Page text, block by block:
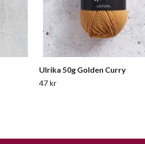
Ulrika 50g Golden Curry
47 kr